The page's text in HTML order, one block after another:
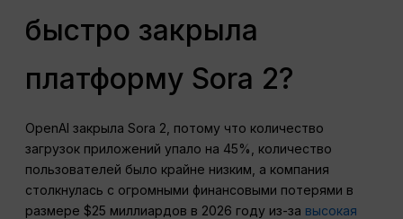
быстро закрыла
платформу Sora 2?
OpenAI закрыла Sora 2, потому что количество
загрузок приложений упало на 45%, количество
пользователей было крайне низким, а компания
столкнулась с огромными финансовыми потерями в
размере $25 миллиардов в 2026 году из-за высокая